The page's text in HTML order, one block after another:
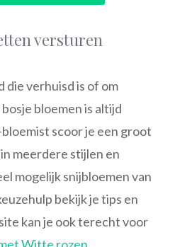
versturen
die verhuisd is of om
bloemen is altijd
scoor je een groot
meerdere stijlen en
mogelijk snijbloemen van
bekijk je tips en
kan je ook terecht voor
Witte rozen.